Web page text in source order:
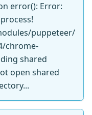
error(): Error:
puppeteer/
chrome-
shared
open shared